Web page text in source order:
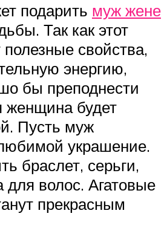
подарить муж жене
Так как этот
свойства,
энергию,
бы преподнести
женщина будет
Пусть муж
украшение.
браслет, серьги,
для волос. Агатовые
прекрасным